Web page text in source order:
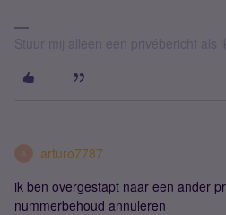
Stuur mij alleen een privébericht als
A arturo7787
ik ben overgestapt naar een ander
nummerbehoud annuleren